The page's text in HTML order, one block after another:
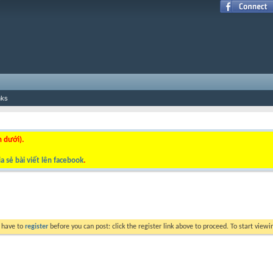
dưới).
sẻ bài viết lên facebook.
to register before you can post: click the register link above to proceed. To start